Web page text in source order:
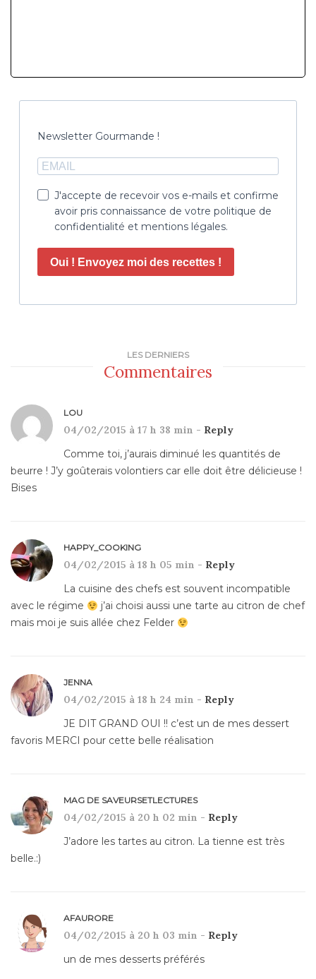
Newsletter Gourmande !
J'accepte de recevoir vos e-mails et confirme
avoir pris connaissance de votre politique de
confidentialité et mentions légales.
Oui ! Envoyez moi des recettes !
LES DERNIERS
Commentaires
LOU
04/02/2015 à 17 h 38 min - Reply
Comme toi, j’aurais diminué les quantités de
beurre ! J’y goûterais volontiers car elle doit être délicieuse !
Bises
HAPPY_COOKING
04/02/2015 à 18 h 05 min - Reply
La cuisine des chefs est souvent incompatible
avec le régime
j’ai choisi aussi une tarte au citron de chef
mais moi je suis allée chez Felder
JENNA
04/02/2015 à 18 h 24 min - Reply
JE DIT GRAND OUI !! c’est un de mes dessert
favoris MERCI pour cette belle réalisation
MAG DE SAVEURSETLECTURES
04/02/2015 à 20 h 02 min - Reply
J’adore les tartes au citron. La tienne est très
belle.:)
AFAURORE
04/02/2015 à 20 h 03 min - Reply
un de mes desserts préférés